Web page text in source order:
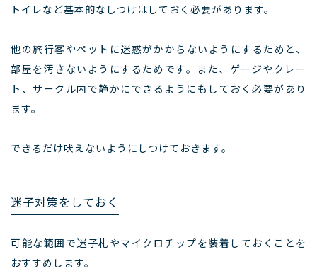
トイレなど基本的なしつけはしておく必要があります。
他の旅行客やペットに迷惑がかからないようにするためと、
部屋を汚さないようにするためです。また、ゲージやクレー
ト、サークル内で静かにできるようにもしておく必要があり
ます。
できるだけ吠えないようにしつけておきます。
迷子対策をしておく
可能な範囲で迷子札やマイクロチップを装着しておくことを
おすすめします。